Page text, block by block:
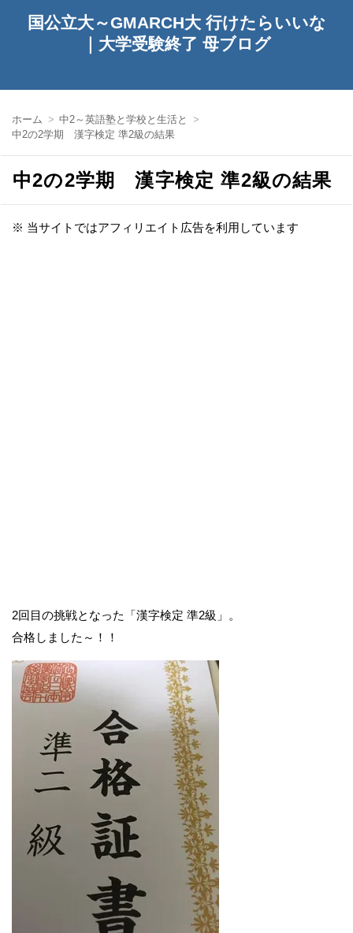
国公立大～GMARCH大 行けたらいいな
｜大学受験終了 母ブログ
ホーム
中2～英語塾と学校と生活と
中2の2学期 漢字検定 準2級の結果
中2の2学期 漢字検定 準2級の結果
※ 当サイトではアフィリエイト広告を利用しています
2回目の挑戦となった「漢字検定 準2級」。
合格しました～！！